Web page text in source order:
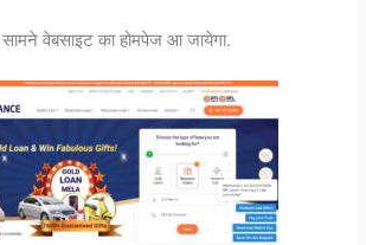
वेबसाइट का होमपेज आ जायेगा.